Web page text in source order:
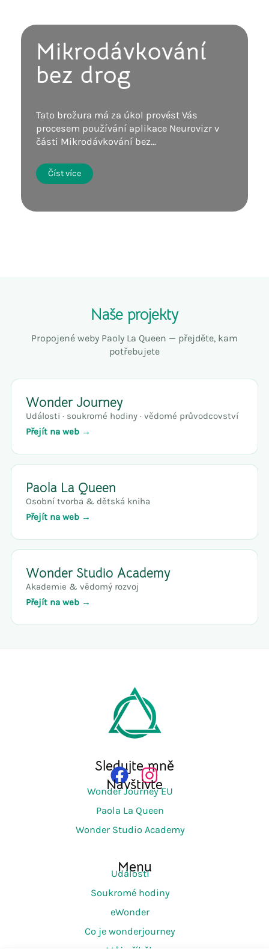
wonderjourney
eWonder
Připravuji pro Vás obsah i mimo soukromé hodiny a
Prohlédněte si eWonder a najděte svoji cestu.
Mikrodávkování
bez drog
Tato brožura má za úkol provést Vás
procesem používání aplikace Neurovizr v
části Mikrodávkování bez…
Číst více
Naše projekty
Propojené weby Paoly La Queen — přejděte, kam
potřebujete
Wonder Journey
Události · soukromé hodiny · vědomé průvodcovství
Přejít na web →
Paola La Queen
Osobní tvorba & dětská kniha
Přejít na web →
Wonder Studio Academy
Akademie & vědomý rozvoj
Přejít na web →
Menu
Události
Soukromé hodiny
eWonder
Co je wonderjourney
Sledujte mně
Navštivte
Wonder Journey EU
Paola La Queen
Wonder Studio Academy